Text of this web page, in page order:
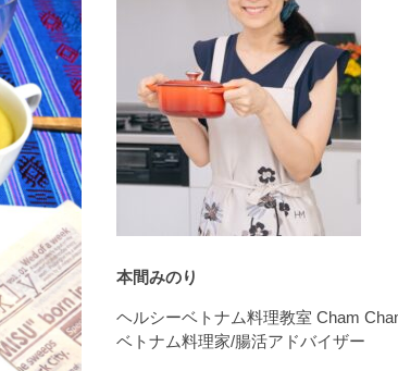
本間みのり
ヘルシーベトナム料理教室 Cham
ベトナム料理家/腸活アドバイザー